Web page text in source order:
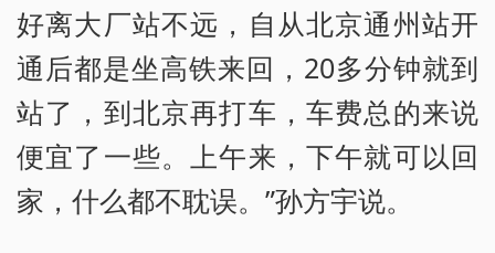
好离大厂站不远，自从北京通州站开
通后都是坐高铁来回，20多分钟就到
站了，到北京再打车，车费总的来说
便宜了一些。上午来，下午就可以回
家，什么都不耽误。”孙方宇说。